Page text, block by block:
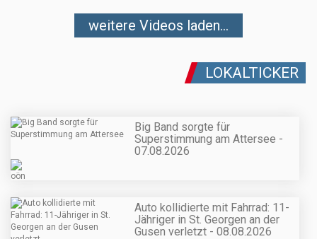
weitere Videos laden...
LOKALTICKER
Big Band sorgte für
Superstimmung am Attersee -
07.08.2026
Auto kollidierte mit Fahrrad: 11-
Jähriger in St. Georgen an der
Gusen verletzt - 08.08.2026